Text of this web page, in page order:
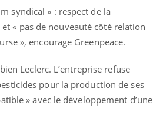
syndical » : respect de la
« pas de nouveauté côté relation
», encourage Greenpeace.
Leclerc. L’entreprise refuse
pour la production de ses
» avec le développement d’une